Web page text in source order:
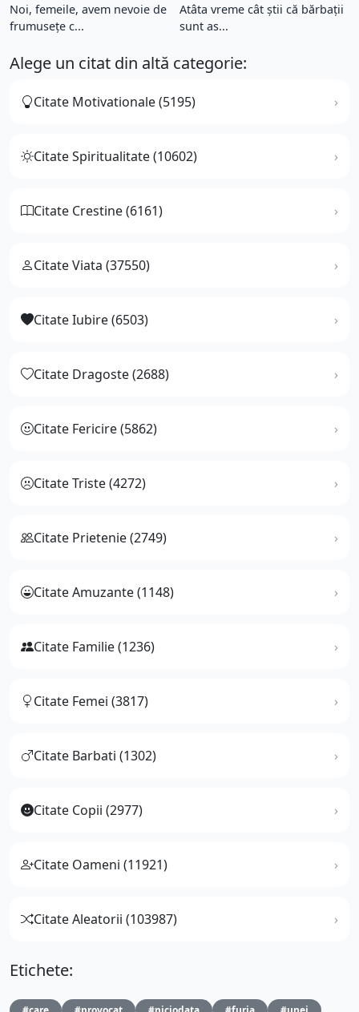
Noi, femeile, avem nevoie de
frumuseţe c...
Atâta vreme cât ştii că bărbaţii
sunt as...
Alege un citat din altă categorie:
Citate Motivationale (5195)
Citate Spiritualitate (10602)
Citate Crestine (6161)
Citate Viata (37550)
Citate Iubire (6503)
Citate Dragoste (2688)
Citate Fericire (5862)
Citate Triste (4272)
Citate Prietenie (2749)
Citate Amuzante (1148)
Citate Familie (1236)
Citate Femei (3817)
Citate Barbati (1302)
Citate Copii (2977)
Citate Oameni (11921)
Citate Aleatorii (103987)
Etichete: